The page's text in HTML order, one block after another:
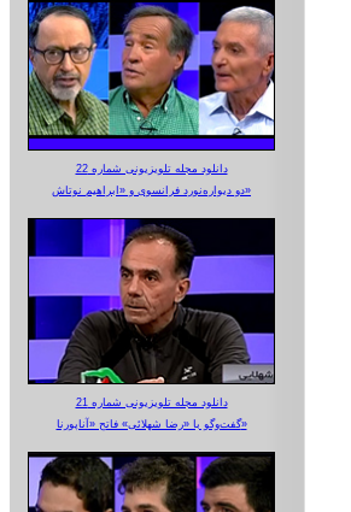
دانلود مجله تلویزیونی شماره 22
دو دیواره‌نورد فرانسوی و «ابراهیم نوتاش»
دانلود مجله تلویزیونی شماره 21
گفت‌وگو با «رضا شهلائی» فاتح «آناپورنا»